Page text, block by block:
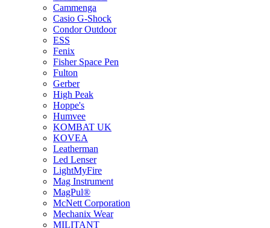
Cammenga
Casio G-Shock
Condor Outdoor
ESS
Fenix
Fisher Space Pen
Fulton
Gerber
High Peak
Hoppe's
Humvee
KOMBAT UK
KOVEA
Leatherman
Led Lenser
LightMyFire
Mag Instrument
MagPul®
McNett Corporation
Mechanix Wear
MILITANT